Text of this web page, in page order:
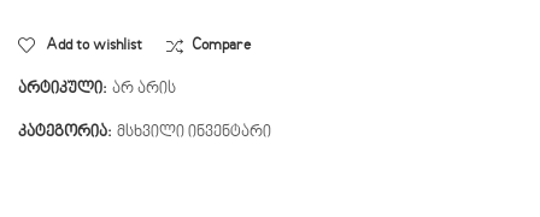
Add to wishlist Compare
არტიკული: არ არის
კატეგორია: მსხვილი ინვენტარი